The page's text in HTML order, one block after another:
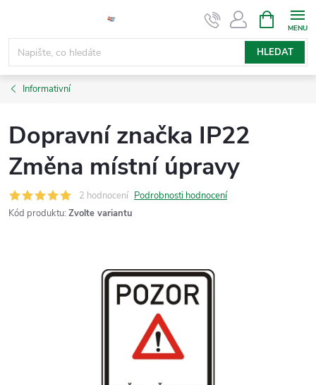
obsah
HLEDAT
NÁKUPNÍ
KOŠÍK
Informativní
Dopravní značka IP22
Změna místní úpravy
2 hodnocení Podrobnosti hodnocení
Kód produktu: Zvolte variantu